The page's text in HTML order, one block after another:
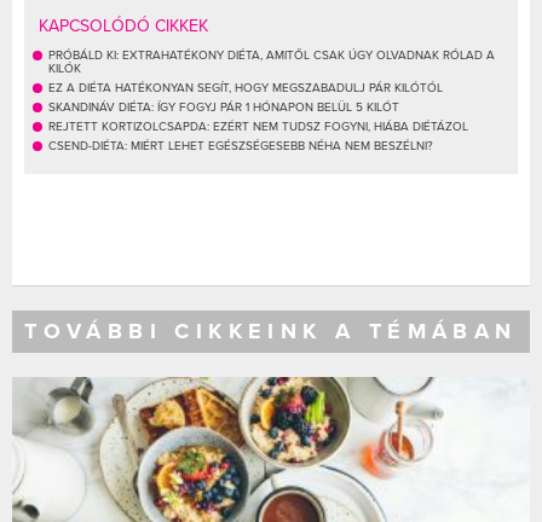
KAPCSOLÓDÓ CIKKEK
PRÓBÁLD KI: EXTRAHATÉKONY DIÉTA, AMITŐL CSAK ÚGY OLVADNAK RÓLAD A
KILÓK
EZ A DIÉTA HATÉKONYAN SEGÍT, HOGY MEGSZABADULJ PÁR KILÓTÓL
SKANDINÁV DIÉTA: ÍGY FOGYJ PÁR 1 HÓNAPON BELÜL 5 KILÓT
REJTETT KORTIZOLCSAPDA: EZÉRT NEM TUDSZ FOGYNI, HIÁBA DIÉTÁZOL
CSEND-DIÉTA: MIÉRT LEHET EGÉSZSÉGESEBB NÉHA NEM BESZÉLNI?
TOVÁBBI CIKKEINK A TÉMÁBAN